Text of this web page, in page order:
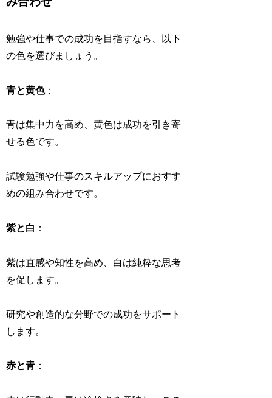
勉強や仕事での成功を目指すなら、以下
の色を選びましょう。
青と黄色：
青は集中力を高め、黄色は成功を引き寄
せる色です。
試験勉強や仕事のスキルアップにおすす
めの組み合わせです。
紫と白 ：
紫は直感や知性を高め、白は純粋な思考
を促します。
研究や創造的な分野での成功をサポート
します。
赤と青 ：